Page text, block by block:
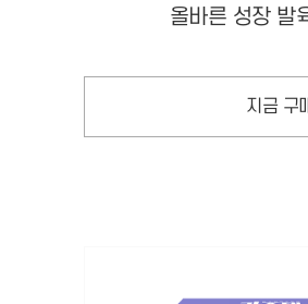
올바른 성장 발
지금 구